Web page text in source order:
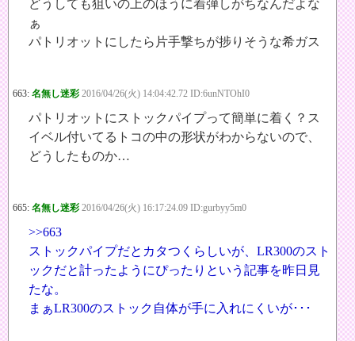
どうしても狙いの上のほうに着弾しがちなんだよな
ぁ
パトリオットにしたら片手撃ちが捗りそうな希ガス
663: 名無し迷彩 2016/04/26(火) 14:04:42.72 ID:6unNTOhI0
パトリオットにストックパイプって簡単に着く？ス
イベル付いてるトコの中の形状がわからないので、
どうしたものか…
665: 名無し迷彩 2016/04/26(火) 16:17:24.09 ID:gurbyy5m0
>>663
ストックパイプだとカタつくらしいが、LR300のスト
ックだと計ったようにぴったりという記事を昨日見
たな。
まぁLR300のストック自体が手に入れにくいが･･･